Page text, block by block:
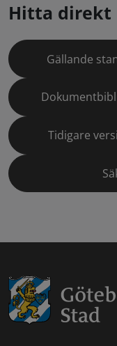
Hitta direkt
Gällande
Tidigare